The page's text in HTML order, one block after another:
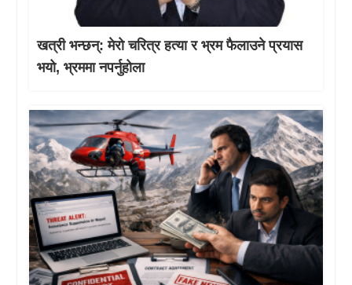
खत्री भन्छन्: मेरो चरित्र हत्या र भ्रम फैलाउने प्रयास
भयो, भ्रममा नपर्नुहोला